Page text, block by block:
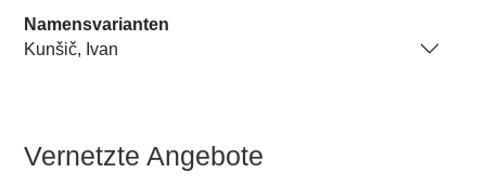
Namensvarianten
Kunšič, Ivan
Vernetzte Angebote